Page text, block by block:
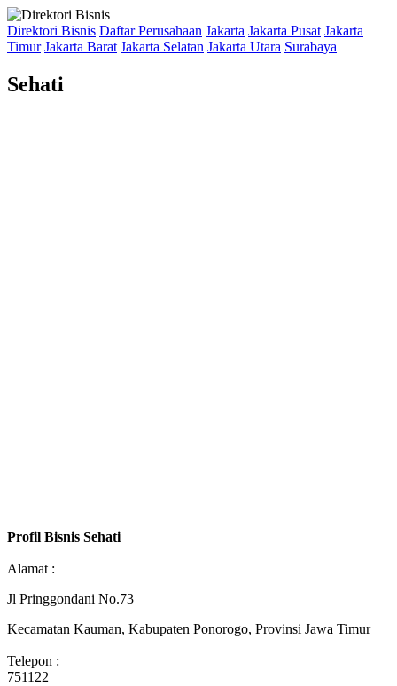
Direktori Bisnis Daftar Perusahaan Jakarta Jakarta Pusat Jakarta
Timur Jakarta Barat Jakarta Selatan Jakarta Utara Surabaya
Sehati
Profil Bisnis Sehati
Alamat :
Jl Pringgondani No.73
Kecamatan Kauman, Kabupaten Ponorogo, Provinsi Jawa Timur
Telepon :
751122